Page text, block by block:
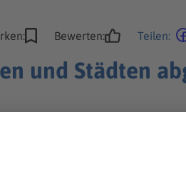
Bewerten: Teilen:
und Städten
und Städten müssen